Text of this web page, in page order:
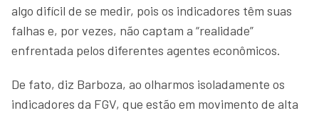
algo difícil de se medir, pois os indicadores têm suas
falhas e, por vezes, não captam a “realidade”
enfrentada pelos diferentes agentes econômicos.
De fato, diz Barboza, ao olharmos isoladamente os
indicadores da FGV, que estão em movimento de alta